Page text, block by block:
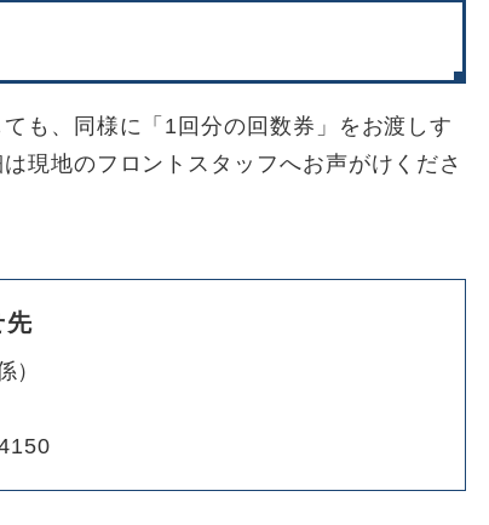
も、同様に「1回分の回数券」をお渡しす
現地のフロントスタッフへお声がけくださ
先